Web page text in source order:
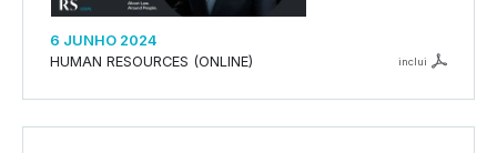
6 JUNHO 2024
HUMAN RESOURCES (ONLINE)
inclui